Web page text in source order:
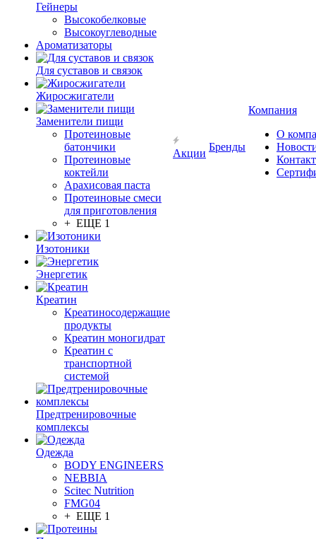
Гейнеры
Высокобелковые
Высокоуглеводные
Ароматизаторы
Для суставов и связок
Жиросжигатели
Заменители пищи
Протеиновые
батончики
Протеиновые
коктейли
Арахисовая паста
Протеиновые смеси
для приготовления
+ ЕЩЕ 1
Изотоники
Энергетик
Креатин
Креатиносодержащие
продукты
Креатин моногидрат
Креатин с
транспортной
системой
Предтренировочные
комплексы
Одежда
BODY ENGINEERS
NEBBIA
Scitec Nutrition
FMG04
+ ЕЩЕ 1
Акции
Бренды
Компания
О